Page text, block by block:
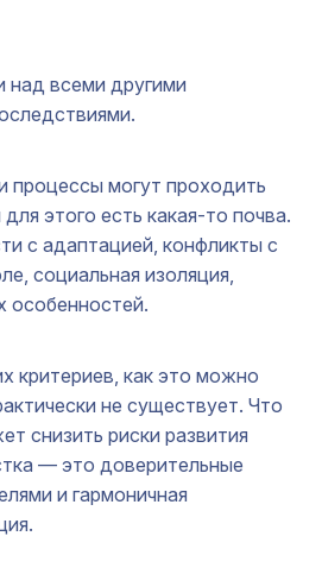
над всеми другими
процессы могут проходить
этого есть какая-то почва.
с адаптацией, конфликты с
социальная изоляция,
особенностей.
критериев, как это можно
не существует. Что
снизить риски развития
— это доверительные
и гармоничная